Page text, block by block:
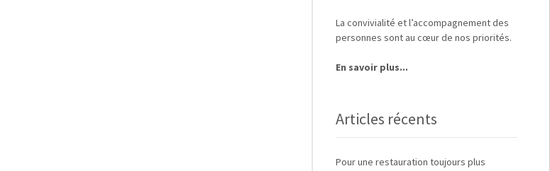
La convivialité etl’accompagnement des
personnes sont au cœur de nos priorités.
En savoir plus...
Articles récents
Pour une restauration toujours plus